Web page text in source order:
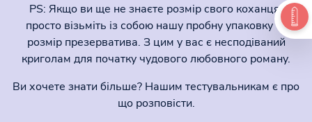
PS: Якщо ви ще не знаєте розмір свого коханця,
просто візьміть із собою нашу пробну упаковку та
розмір презерватива. З цим у вас є несподіваний
криголам для початку чудового любовного роману.
Ви хочете знати більше? Нашим тестувальникам є про
що розповісти.